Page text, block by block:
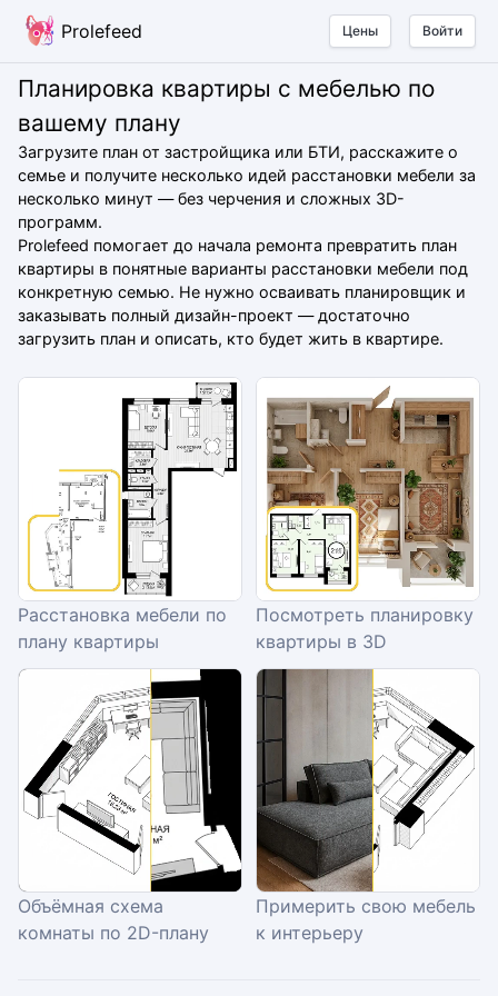
Prolefeed Цены Войти
Планировка квартиры с мебелью по
вашему плану
Загрузите план от застройщика или БТИ, расскажите о
семье и получите несколько идей расстановки мебели за
несколько минут — без черчения и сложных 3D-
программ.
Prolefeed помогает до начала ремонта превратить план
квартиры в понятные варианты расстановки мебели под
конкретную семью. Не нужно осваивать планировщик и
заказывать полный дизайн-проект — достаточно
загрузить план и описать, кто будет жить в квартире.
Расстановка мебели по
плану квартиры
Посмотреть планировку
квартиры в 3D
Объёмная схема
комнаты по 2D-плану
Примерить свою мебель
к интерьеру